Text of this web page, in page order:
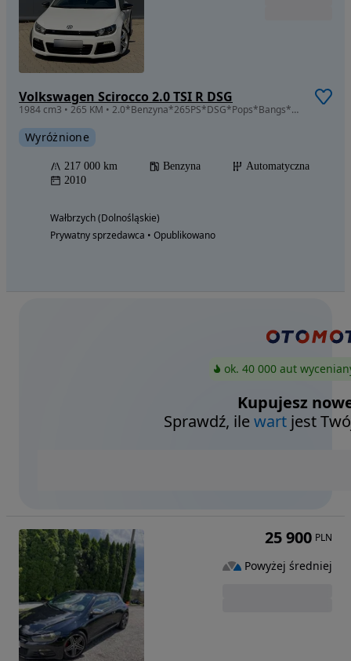
Volkswagen Scirocco 2.0 TSI R DSG
1984 cm3 • 265 KM • 2.0*Benzyna*265PS*DSG*Pops*Bangs*Dyn*Audio*Xenon*Gwarancja*
Wyróżnione
217 000 km Benzyna
Automatyczna
2010
Wałbrzych (Dolnośląskie)
Prywatny sprzedawca • Opublikowano
ok. 40 000 aut
Kupujesz
Sprawdź, ilewart jest
25 900 PLN
Powyżej średniej